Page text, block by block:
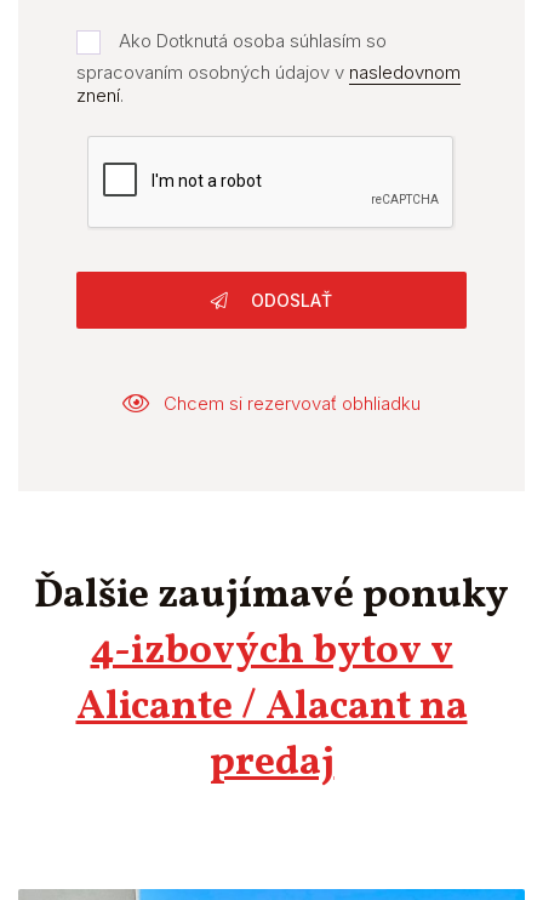
Ako Dotknutá osoba súhlasím so
spracovaním osobných údajov v nasledovnom
znení.
ODOSLAŤ
Chcem si rezervovať obhliadku
Ďalšie zaujímavé ponuky
4-izbových bytov v
Alicante / Alacant na
predaj